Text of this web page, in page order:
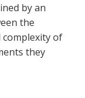
by an
the
of
they